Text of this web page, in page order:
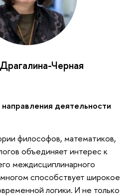
Черная
деятельности
философов, математиков,
объединяет интерес к
междисциплинарного
способствует широкое
логики. И не только